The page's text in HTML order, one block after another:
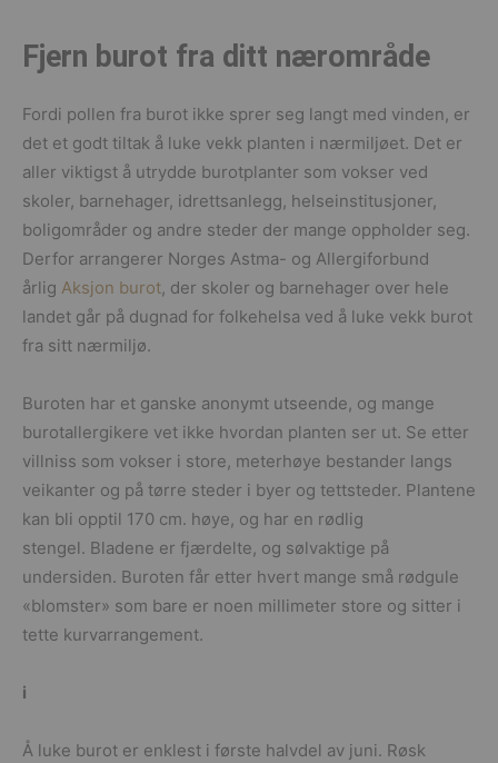
Fjern burot fra ditt nærområde
Fordi pollen fra burot ikke sprer seg langt med vinden, er
det et godt tiltak å luke vekk planten i nærmiljøet. Det er
aller viktigst å utrydde burotplanter som vokser ved
skoler, barnehager, idrettsanlegg, helseinstitusjoner,
boligområder og andre steder der mange oppholder seg.
Derfor arrangerer Norges Astma- og Allergiforbund
årlig Aksjon burot, der skoler og barnehager over hele
landet går på dugnad for folkehelsa ved å luke vekk burot
fra sitt nærmiljø.
Buroten har et ganske anonymt utseende, og mange
burotallergikere vet ikke hvordan planten ser ut. Se etter
villniss som vokser i store, meterhøye bestander langs
veikanter og på tørre steder i byer og tettsteder. Plantene
kan bli opptil 170 cm. høye, og har en rødlig
stengel. Bladene er fjærdelte, og sølvaktige på
undersiden. Buroten får etter hvert mange små rødgule
«blomster» som bare er noen millimeter store og sitter i
tette kurvarrangement.
i
Å luke burot er enklest i første halvdel av juni. Røsk